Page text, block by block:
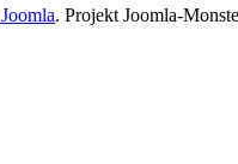
. Projekt Joomla-